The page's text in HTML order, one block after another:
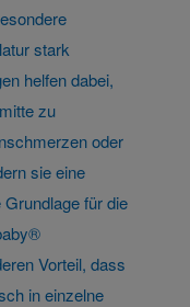
stark
helfen dabei,
zu
oder
sie eine
für die
Vorteil, dass
in einzelne